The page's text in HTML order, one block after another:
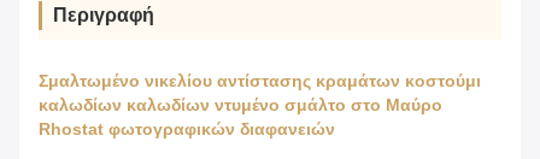
Περιγραφή
Σμαλτωμένο νικελίου αντίστασης κραμάτων κοστούμι
καλωδίων καλωδίων ντυμένο σμάλτο στο Μαύρο
Rhostat φωτογραφικών διαφανειών